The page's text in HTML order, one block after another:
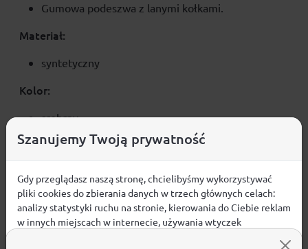
Gumowa podeszwa z lanymi kołkami.
Materiał:
syntetyczny
Kolor:
srebrny
Opinie
ŚREDNIA OCENA:
Szanujemy Twoją prywatność
Gdy przeglądasz naszą stronę, chcielibyśmy wykorzystywać
pliki cookies do zbierania danych w trzech głównych celach:
analizy statystyki ruchu na stronie, kierowania do Ciebie reklam
w innych miejscach w internecie, używania wtyczek